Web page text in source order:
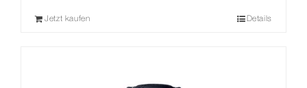
Jetzt kaufen Details